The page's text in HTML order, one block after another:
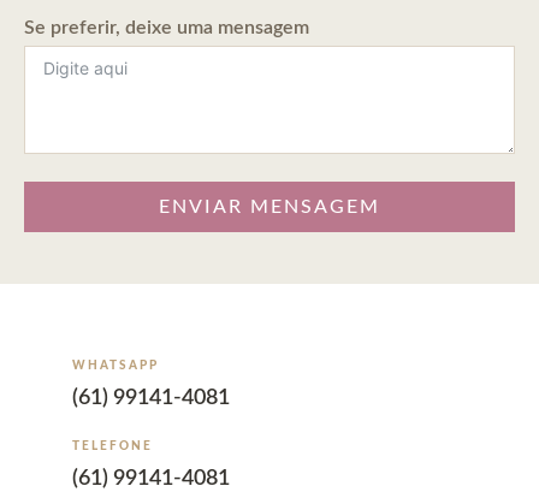
Se preferir, deixe uma mensagem
ENVIAR MENSAGEM
WHATSAPP
(61) 99141-4081
TELEFONE
(61) 99141-4081